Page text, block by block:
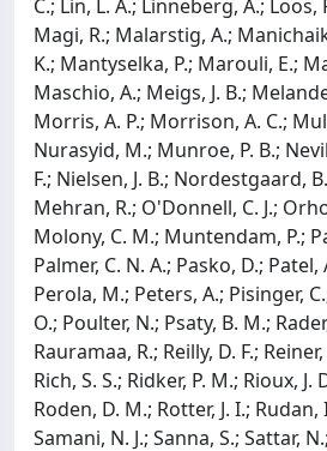
C.; Lin, L. A.; Linneberg, A.; Loos,
Magi, R.; Malarstig, A.;
K.; Mantyselka, P.; Marouli, E.;
Maschio, A.; Meigs, J. B.;
Morris, A. P.; Morrison, A. C.;
Nurasyid, M.; Munroe, P. B.;
F.; Nielsen, J. B.; Nordestgaard,
Mehran, R.; O'Donnell, C. J.;
Molony, C. M.; Muntendam, P.;
Palmer, C. N. A.; Pasko, D.; Patel,
Perola, M.; Peters, A.; Pisinger,
O.; Poulter, N.; Psaty, B. M.;
Rauramaa, R.; Reilly, D. F.;
Rich, S. S.; Ridker, P. M.; Rioux,
Roden, D. M.; Rotter, J. I.; Rudan,
Samani, N. J.; Sanna, S.; Sattar,